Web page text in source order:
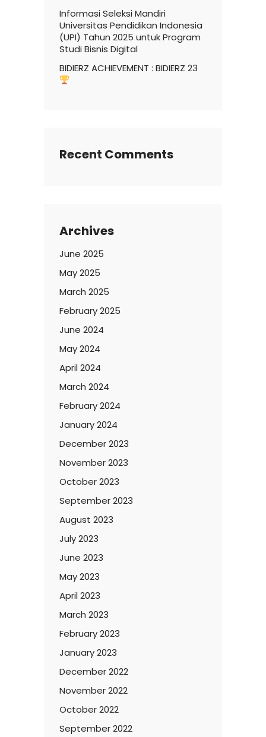
Informasi Seleksi Mandiri
Universitas Pendidikan Indonesia
(UPI) Tahun 2025 untuk Program
Studi Bisnis Digital
BIDIERZ ACHIEVEMENT : BIDIERZ 23
Recent Comments
Archives
June 2025
May 2025
March 2025
February 2025
June 2024
May 2024
April 2024
March 2024
February 2024
January 2024
December 2023
November 2023
October 2023
September 2023
August 2023
July 2023
June 2023
May 2023
April 2023
March 2023
February 2023
January 2023
December 2022
November 2022
October 2022
September 2022